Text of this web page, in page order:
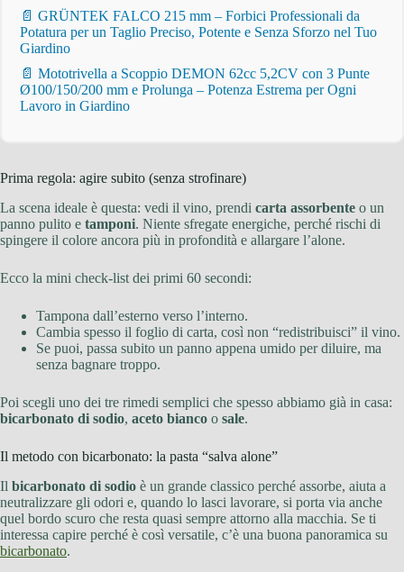
📄 GRÜNTEK FALCO 215 mm – Forbici Professionali da
Potatura per un Taglio Preciso, Potente e Senza Sforzo nel Tuo
Giardino
📄 Mototrivella a Scoppio DEMON 62cc 5,2CV con 3 Punte
Ø100/150/200 mm e Prolunga – Potenza Estrema per Ogni
Lavoro in Giardino
Prima regola: agire subito (senza strofinare)
La scena ideale è questa: vedi il vino, prendi carta assorbente o un
panno pulito e tamponi. Niente sfregate energiche, perché rischi di
spingere il colore ancora più in profondità e allargare l’alone.
Ecco la mini check-list dei primi 60 secondi:
Tampona dall’esterno verso l’interno.
Cambia spesso il foglio di carta, così non “redistribuisci” il vino.
Se puoi, passa subito un panno appena umido per diluire, ma
senza bagnare troppo.
Poi scegli uno dei tre rimedi semplici che spesso abbiamo già in casa:
bicarbonato di sodio, aceto bianco o sale.
Il metodo con bicarbonato: la pasta “salva alone”
Il bicarbonato di sodio è un grande classico perché assorbe, aiuta a
neutralizzare gli odori e, quando lo lasci lavorare, si porta via anche
quel bordo scuro che resta quasi sempre attorno alla macchia. Se ti
interessa capire perché è così versatile, c’è una buona panoramica su
bicarbonato.